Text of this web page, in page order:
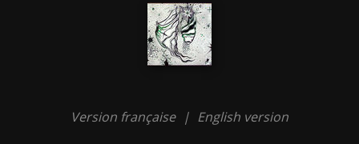
Version française | English version